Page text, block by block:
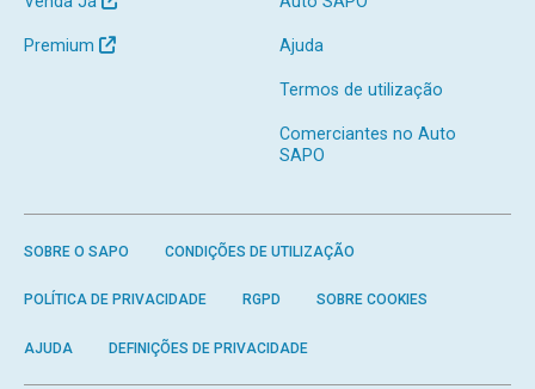
Premium Ajuda
Termos de utilização
Comerciantes no Auto
SAPO
SOBRE O SAPO CONDIÇÕES DE UTILIZAÇÃO
POLÍTICA DE PRIVACIDADE RGPD SOBRE COOKIES
AJUDA DEFINIÇÕES DE PRIVACIDADE